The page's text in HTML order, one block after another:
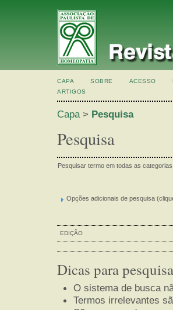
CAPA SOBRE ACESSO
ARTIGOS
Capa> Pesquisa
Pesquisa
Pesquisar termo em todas as categorias
Opções adicionais de pesquisa
EDIÇÃO
Dicas para
O sistema de busca
Termos irrelevantes